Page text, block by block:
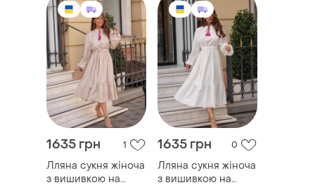
1635 грн 1
Лляна сукня жіноча
з вишивкою на
1635 грн 0
Лляна сукня жіноча
з вишивкою на